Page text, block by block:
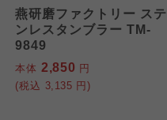
燕研磨ファクトリー ステ
ンレスタンブラー TM-
9849
本体 2,850 円
(税込 3,135 円)